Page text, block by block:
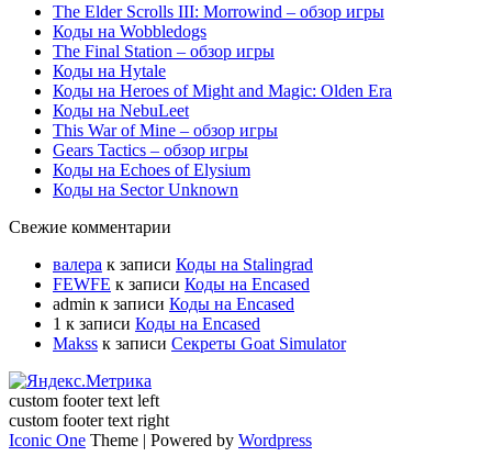
The Elder Scrolls III: Morrowind – обзор игры
Коды на Wobbledogs
The Final Station – обзор игры
Коды на Hytale
Коды на Heroes of Might and Magic: Olden Era
Коды на NebuLeet
This War of Mine – обзор игры
Gears Tactics – обзор игры
Коды на Echoes of Elysium
Коды на Sector Unknown
Свежие комментарии
валера к записи Коды на Stalingrad
FEWFE к записи Коды на Encased
admin к записи Коды на Encased
1 к записи Коды на Encased
Makss к записи Секреты Goat Simulator
custom footer text left
custom footer text right
Iconic One Theme | Powered by Wordpress